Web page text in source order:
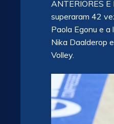
ANTERIORES E
superaram 42
Paola Egonu e a
Nika Daalderop
Volley.